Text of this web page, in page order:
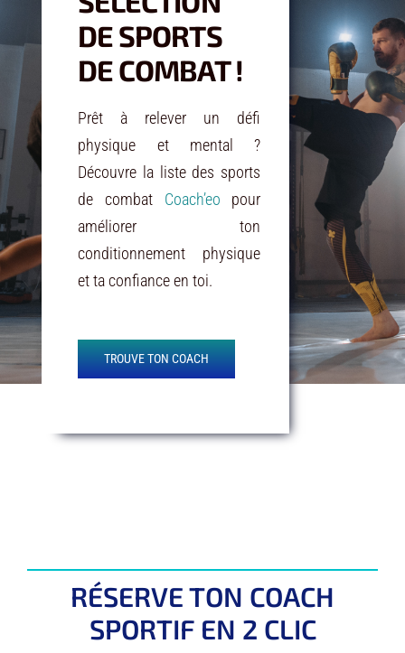
DE SPORTS
DE COMBAT !
Prêt à relever un défi
physique et mental ?
Découvre la liste des sports
de combat Coach’eo
pour
améliorer ton
conditionnement physique
et ta confiance en toi.
TROUVE TON COACH
RÉSERVE TON COACH
SPORTIF EN 2 CLIC